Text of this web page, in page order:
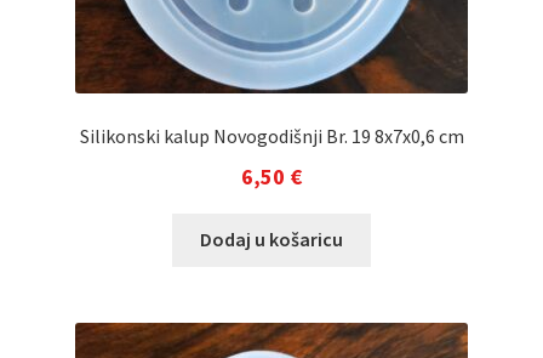
Silikonski kalup Novogodišnji Br. 19 8x7x0,6 cm
6,50 €
Dodaj u košaricu